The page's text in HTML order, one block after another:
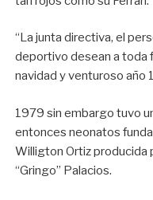
“La junta directiva, el
deportivo desean a toda
navidad y venturoso año
1979 sin embargo tuvo
entonces neonatos
Willigton Ortiz producida
“Gringo” Palacios.